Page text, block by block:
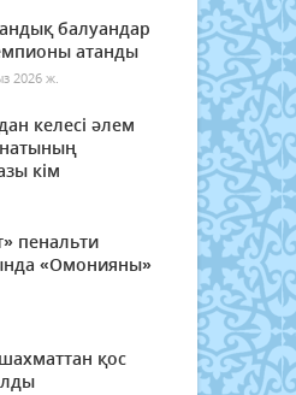
балуандар
атанды
2026 ж.
келесі әлем
кім
пенальти
«Омонияны»
қос